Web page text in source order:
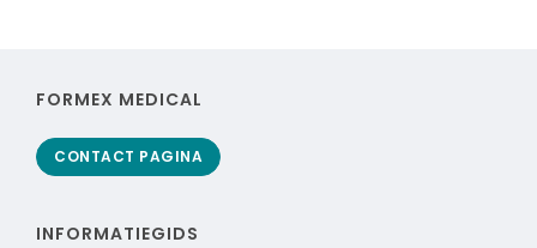
FORMEX MEDICAL
CONTACT PAGINA
INFORMATIEGIDS